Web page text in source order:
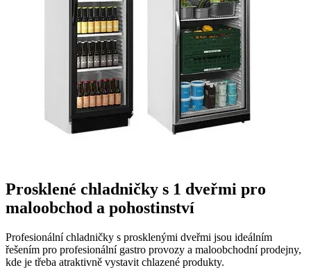
Prosklené chladničky s 1 dveřmi pro
maloobchod a pohostinství
Profesionální chladničky s prosklenými dveřmi jsou ideálním
řešením pro profesionální gastro provozy a maloobchodní prodejny,
kde je třeba atraktivně vystavit chlazené produkty.